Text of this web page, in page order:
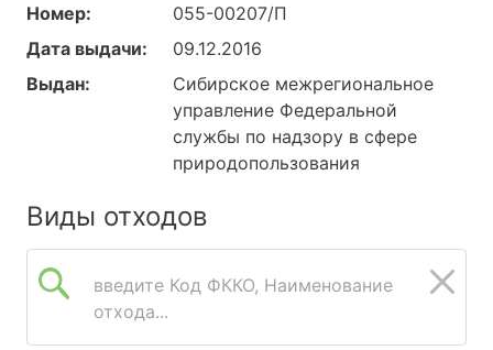
Номер:
055-00207/П
Дата выдачи:
09.12.2016
Выдан:
Сибирское межрегиональное
управление Федеральной
службы по надзору в сфере
природопользования
Виды отходов
введите Код ФККО, Наименование
отхода...